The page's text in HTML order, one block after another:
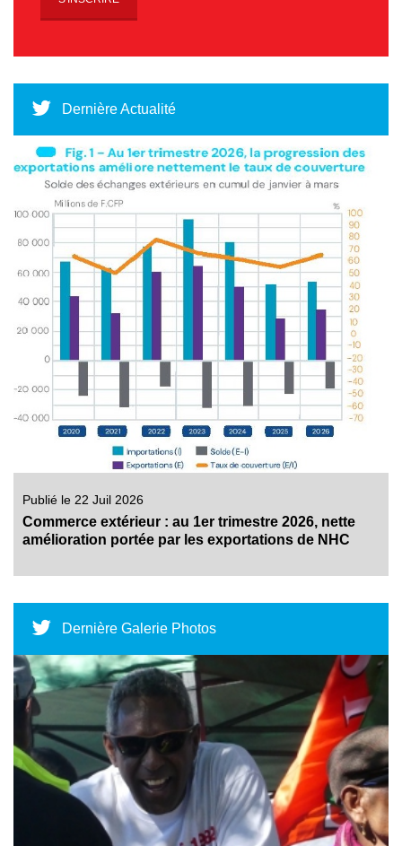
Dernière Actualité
Publié le 22 Juil 2026
Commerce extérieur : au 1er trimestre 2026, nette
amélioration portée par les exportations de NHC
Dernière Galerie Photos